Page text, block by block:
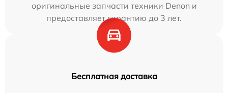
оригинальные запчасти техники Denon и
предоставляет гарантию до 3 лет.
Бесплатная доставка